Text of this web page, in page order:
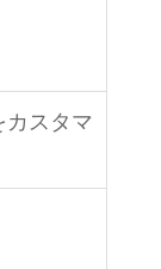
カスタマ